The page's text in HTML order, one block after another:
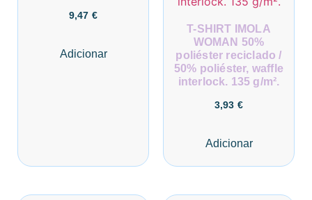
9,47 €
Adicionar
T-SHIRT IMOLA
WOMAN 50%
poliéster reciclado /
50% poliéster, waffle
interlock. 135 g/m².
3,93 €
Adicionar